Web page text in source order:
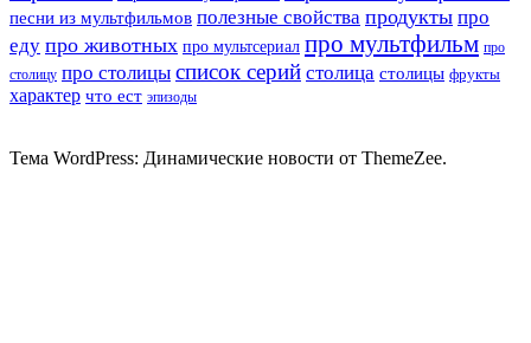
песни из мультфильмов полезные свойства продукты про
еду про животных про мультсериал про мультфильм про
столицу про столицы список серий столица столицы фрукты
характер что ест эпизоды
Тема WordPress: Динамические новости от ThemeZee.